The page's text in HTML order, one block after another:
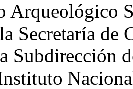
Arqueológico
Secretaría de
Subdirección